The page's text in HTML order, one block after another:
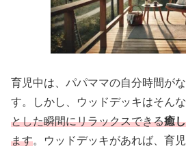
育児中は、パパママの自分時間が
す。しかし、ウッドデッキはそん
とした瞬間にリラックスできる癒
ます。ウッドデッキがあれば、育